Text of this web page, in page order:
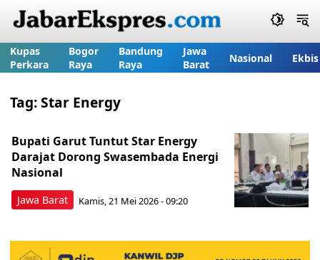
Kupas
Perkara
Bogor
Raya
Bandung
Raya
Jawa
Barat
Nasional Ekbis
Tag:Star Energy
Jawa Barat
Bupati Garut Tuntut Star Energy
Darajat Dorong Swasembada Energi
Nasional
Kamis, 21 Mei 2026 - 09:20